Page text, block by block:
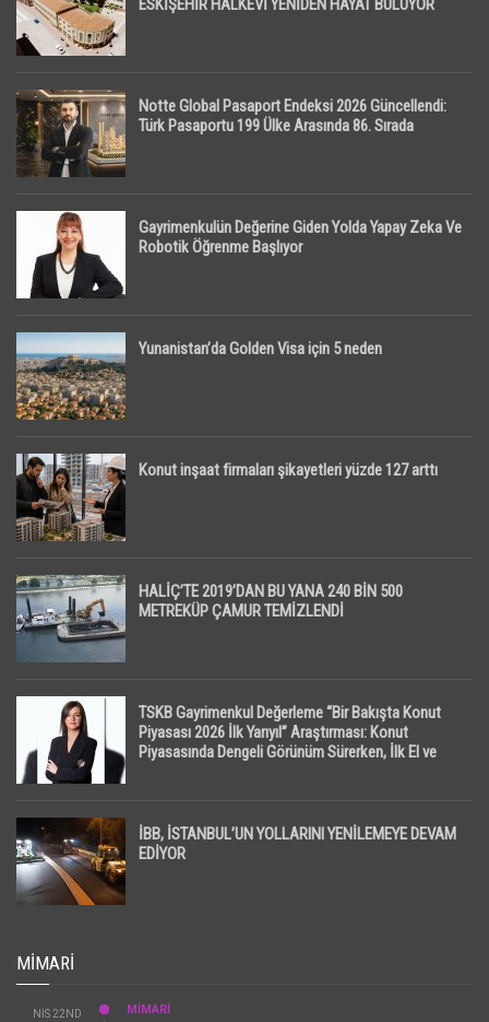
ESKİŞEHİR HALKEVİ YENİDEN HAYAT BULUYOR
Notte Global Pasaport Endeksi 2026 Güncellendi:
Türk Pasaportu 199 Ülke Arasında 86. Sırada
Gayrimenkulün Değerine Giden Yolda Yapay Zeka Ve
Robotik Öğrenme Başlıyor
Yunanistan’da Golden Visa için 5 neden
Konut inşaat firmaları şikayetleri yüzde 127 arttı
HALİÇ’TE 2019’DAN BU YANA 240 BİN 500
METREKÜP ÇAMUR TEMİZLENDİ
TSKB Gayrimenkul Değerleme “Bir Bakışta Konut
Piyasası 2026 İlk Yarıyıl” Araştırması: Konut
Piyasasında Dengeli Görünüm Sürerken, İlk El ve
İBB, İSTANBUL’UN YOLLARINI YENİLEMEYE DEVAM
EDİYOR
MIMARI
NIS 22ND
MİMARİ